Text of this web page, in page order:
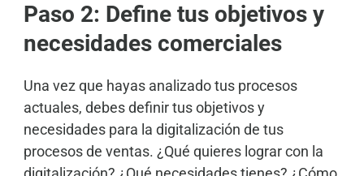
Paso 2: Define tus objetivos y
necesidades comerciales
Una vez que hayas analizado tus procesos
actuales, debes definir tus objetivos y
necesidades para la digitalización de tus
procesos de ventas. ¿Qué quieres lograr con la